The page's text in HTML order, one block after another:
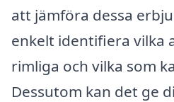
att jämföra dessa
enkelt identifiera vilka
rimliga och vilka som
Dessutom kan det ge